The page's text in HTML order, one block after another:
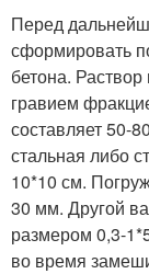
Перед
сформировать
бетона.
гравием
составляет 50-
стальная либо
10*10 см.
30 мм. Другой
размером 0,3-
во время